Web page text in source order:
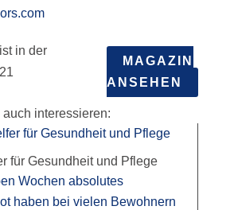
in der
MAGAZIN
ANSEHEN
interessieren:
für Gesundheit und Pflege